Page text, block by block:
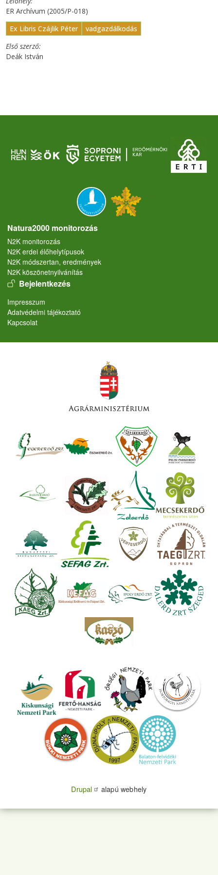
ER Archívum (2005/P-018)
Ex Libris Czájlik Péter
vadgazdálkodás
Első szerző
Deák István
Natura2000 monitorozás
N2K monitorozás
N2K erdei élőhelytípusok
N2K módszertan, eredmények
N2K köszönetnyilvánítás
User account menu
Bejelentkezés
Lábléc
Impresszum
Adatvédelmi tájékoztató
Kapcsolat
Drupal alapú webhely